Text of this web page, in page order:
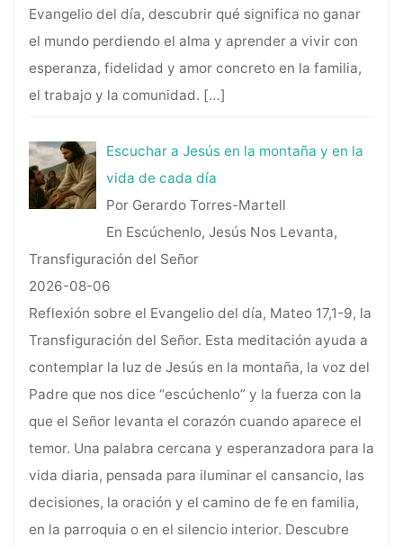
Evangelio del día, descubrir qué significa no ganar
el mundo perdiendo el alma y aprender a vivir con
esperanza, fidelidad y amor concreto en la familia,
el trabajo y la comunidad. […]
Escuchar a Jesús en la montaña y en la
vida de cada día
Por Gerardo Torres-Martell
En Escúchenlo, Jesús Nos Levanta,
Transfiguración del Señor
2026-08-06
Reflexión sobre el Evangelio del día, Mateo 17,1-9, la
Transfiguración del Señor. Esta meditación ayuda a
contemplar la luz de Jesús en la montaña, la voz del
Padre que nos dice “escúchenlo” y la fuerza con la
que el Señor levanta el corazón cuando aparece el
temor. Una palabra cercana y esperanzadora para la
vida diaria, pensada para iluminar el cansancio, las
decisiones, la oración y el camino de fe en familia,
en la parroquia o en el silencio interior. Descubre